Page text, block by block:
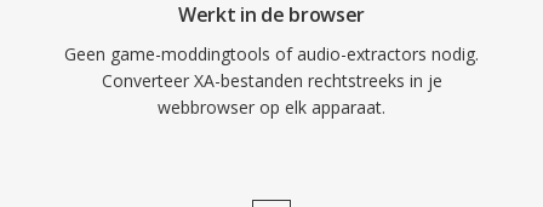
Werkt in de browser
Geen game-moddingtools of audio-extractors nodig.
Converteer XA-bestanden rechtstreeks in je
webbrowser op elk apparaat.